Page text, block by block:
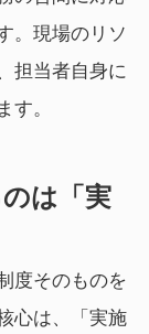
。現場のリソ
担当者自身に
す。
は「実
度そのものを
心は、「実施